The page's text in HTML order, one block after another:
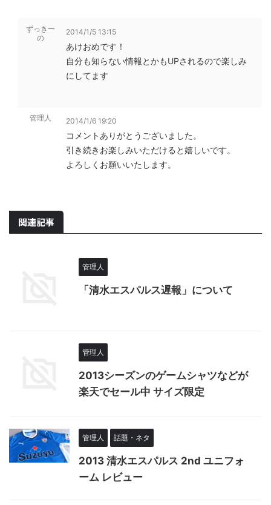
ずっきー
の
2014/1/5 13:15
あけおめです！
自分も知らない情報とかもUPされるので楽しみ
にしてます
管理人 2014/1/6 19:20
コメントありがとうございました。
引き続きお楽しみいただけると嬉しいです。
よろしくお願いいたします。
関連記事
管理人
「清水エスパルス遅報」について
管理人
2013シーズンのゲームシャツなどが
楽天でセール中 サイズ限定
管理人 話題・ネタ
2013 清水エスパルス 2nd ユニフォ
ーム レビュー